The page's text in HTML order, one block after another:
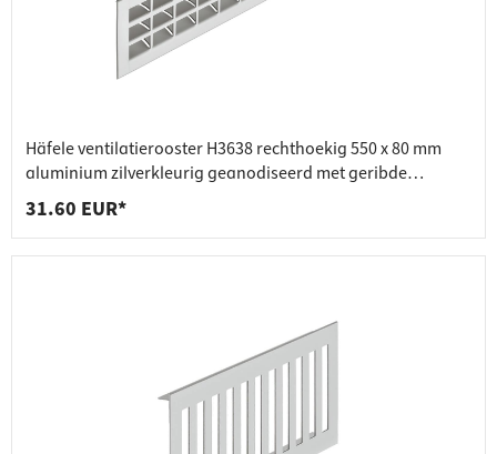
Häfele ventilatierooster H3638 rechthoekig 550 x 80 mm
aluminium zilverkleurig geanodiseerd met geribde
lamellen
31.60 EUR*